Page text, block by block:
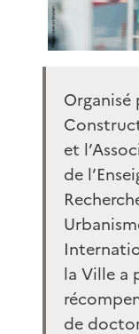
Organisé
et
de
la Ville a
de